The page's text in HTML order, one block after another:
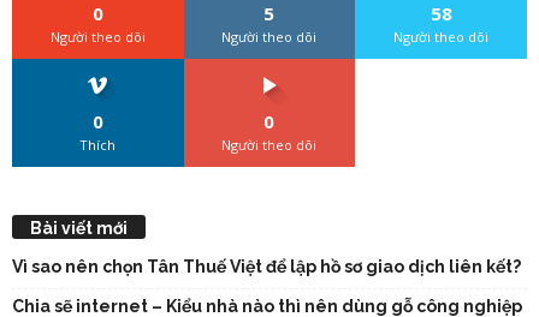
0
Người theo dõi
5
Người theo dõi
58
Người theo dõi
0
Thích
0
Người theo dõi
Bài viết mới
Vì sao nên chọn Tân Thuế Việt để lập hồ sơ giao dịch liên kết?
Chia sẽ internet – Kiểu nhà nào thì nên dùng gỗ công nghiệp